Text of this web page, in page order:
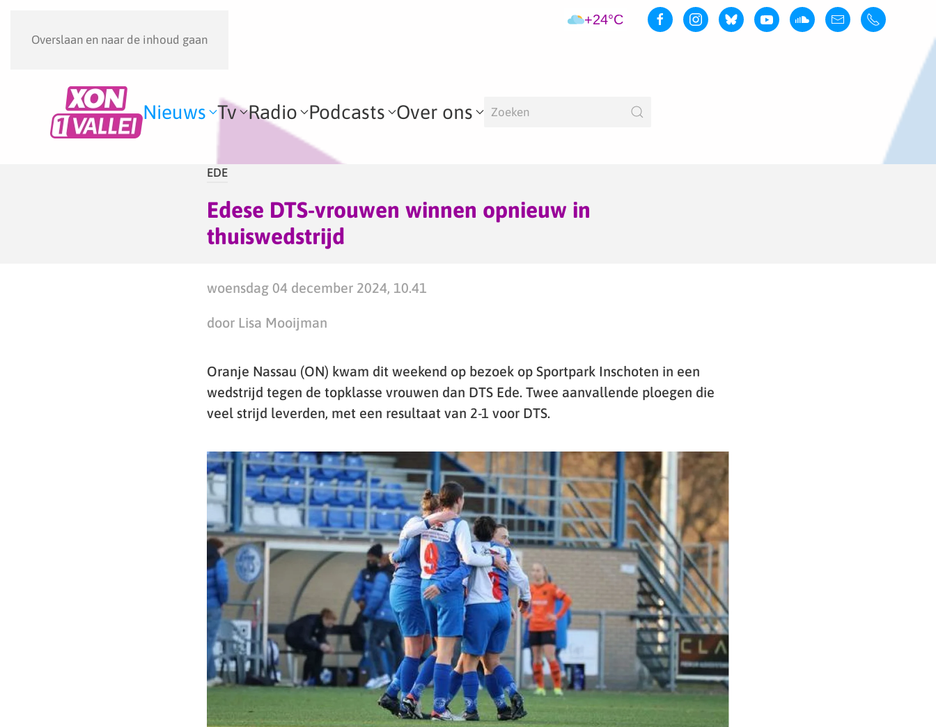
Overslaan en naar de inhoud gaan
+24°C
Nieuws Tv Radio Podcasts Over ons
EDE
Edese DTS-vrouwen winnen opnieuw in
thuiswedstrijd
woensdag 04 december 2024, 10.41
door Lisa Mooijman
Oranje Nassau (ON) kwam dit weekend op bezoek op Sportpark Inschoten in een
wedstrijd tegen de topklasse vrouwen dan DTS Ede. Twee aanvallende ploegen die
veel strijd leverden, met een resultaat van 2-1 voor DTS.